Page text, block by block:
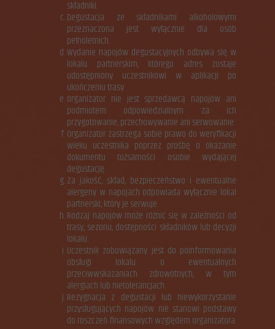
składniki.
Degustacja ze składnikami alkoholowymi
przeznaczona jest wyłącznie dla osób
pełnoletnich.
Wydanie napojów degustacyjnych odbywa się w
lokalu partnerskim, którego adres zostaje
udostępniony uczestnikowi w aplikacji po
ukończeniu trasy.
Organizator nie jest sprzedawcą napojów ani
podmiotem odpowiedzialnym za ich
przygotowanie, przechowywanie ani serwowanie.
Organizator zastrzega sobie prawo do weryfikacji
wieku uczestnika poprzez prośbę o okazanie
dokumentu tożsamości osobie wydającej
degustację.
Za jakość, skład, bezpieczeństwo i ewentualne
alergeny w napojach odpowiada wyłącznie lokal
partnerski, który je serwuje.
Rodzaj napojów może różnić się w zależności od
trasy, sezonu, dostępności składników lub decyzji
lokalu.
Uczestnik zobowiązany jest do poinformowania
obsługi lokalu o ewentualnych
przeciwwskazaniach zdrowotnych, w tym
alergiach lub nietolerancjach.
Rezygnacja z degustacji lub niewykorzystanie
przysługujących napojów nie stanowi podstawy
do roszczeń finansowych względem organizatora.